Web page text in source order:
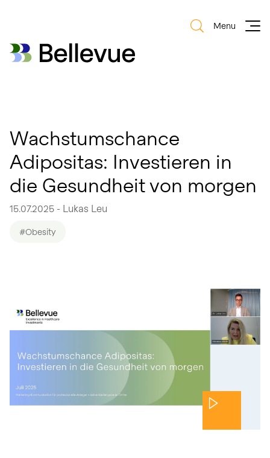
Bellevue Group AG
Menu
Wachstumschance
Adipositas: Investieren in
die Gesundheit von morgen
15.07.2025 - Lukas Leu
#Obesity